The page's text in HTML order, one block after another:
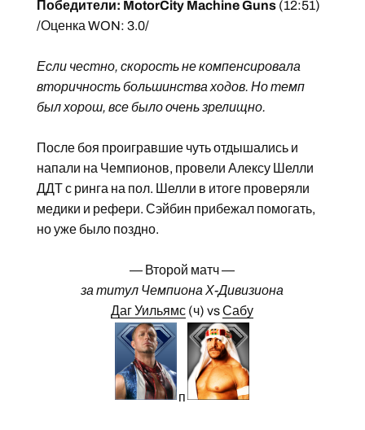
Победители: MotorCity Machine Guns(12:51)
/Оценка WON: 3.0/
Если честно, скорость не компенсировала
вторичность большинства ходов. Но темп
был хорош, все было очень зрелищно.
После боя проигравшие чуть отдышались и
напали на Чемпионов, провели Алексу Шелли
ДДТ с ринга на пол. Шелли в итоге проверяли
медики и рефери. Сэйбин прибежал помогать,
но уже было поздно.
— Второй матч —
за титул Чемпиона Х-Дивизиона
Даг Уильямс (ч) vsСабу
п